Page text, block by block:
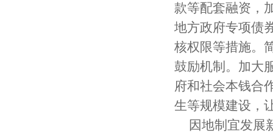
款等配套融资，
地方政府专项债
核权限等措施。
鼓励机制。加大
府和社会本钱合
生等规模建设，
因地制宜发展